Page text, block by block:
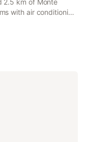
2.5 km of Monte
with air conditioning
This country
tour desk.